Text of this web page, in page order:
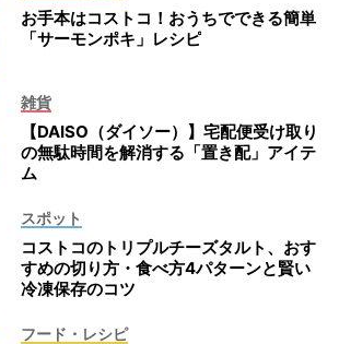
お手本はコストコ！おうちでできる簡単
「サーモンポキ」レシピ
雑貨
【DAISO（ダイソー）】宅配便受け取り
の無駄時間を解消する「置き配」アイテ
ム
スポット
コストコのトリプルチーズタルト、おす
すめの切り方・食べ方4パターンと賢い
冷凍保存のコツ
フード・レシピ